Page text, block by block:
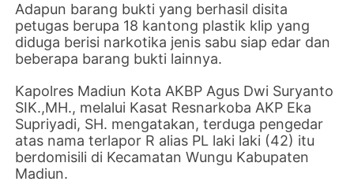
Adapun barang bukti yang berhasil disita
petugas berupa 18 kantong plastik klip yang
diduga berisi narkotika jenis sabu siap edar dan
beberapa barang bukti lainnya.
Kapolres Madiun Kota AKBP Agus Dwi Suryanto
SIK.,MH., melalui Kasat Resnarkoba AKP Eka
Supriyadi, SH. mengatakan, terduga pengedar
atas nama terlapor R alias PL laki laki (42) itu
berdomisili di Kecamatan Wungu Kabupaten
Madiun.